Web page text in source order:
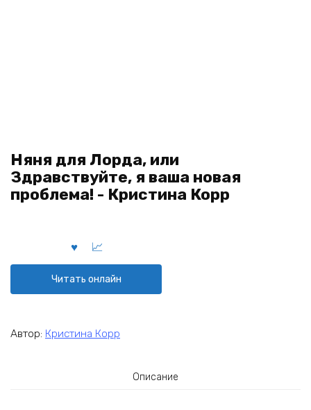
Няня для Лорда, или
Здравствуйте, я ваша новая
проблема! - Кристина Корр
Читать онлайн
Автор: Кристина Корр
Описание